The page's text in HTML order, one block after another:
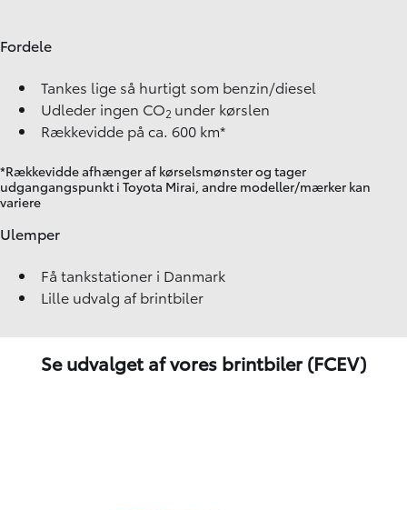
Fordele
Tankes lige så hurtigt som benzin/diesel
Udleder ingen CO2 under kørslen
Rækkevidde på ca. 600 km*
*Rækkevidde afhænger af kørselsmønster og tager
udgangangspunkt i Toyota Mirai, andre modeller/mærker kan
variere
Ulemper
Få tankstationer i Danmark
Lille udvalg af brintbiler
Se udvalget af vores brintbiler (FCEV)